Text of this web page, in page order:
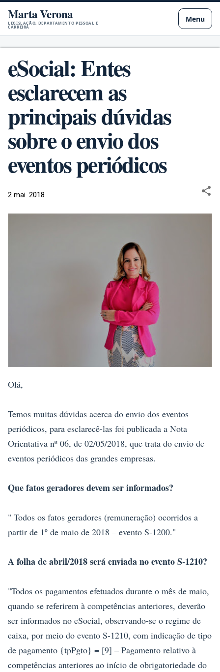
Pular para o conteúdo principal
Marta Verona
LEGISLAÇÃO, DEPARTAMENTO PESSOAL E
CARREIRA
Menu
eSocial: Entes
esclarecem as
principais dúvidas
sobre o envio dos
eventos periódicos
2 mai. 2018
Olá,
Temos muitas dúvidas acerca do envio dos eventos
periódicos, para esclarecê-las foi publicada a Nota
Orientativa nº 06, de 02/05/2018, que trata do envio de
eventos periódicos das grandes empresas.
Que fatos geradores devem ser informados?
" Todos os fatos geradores (remuneração) ocorridos a
partir de 1º de maio de 2018 – evento S-1200."
A folha de abril/2018 será enviada no evento S-1210?
"Todos os pagamentos efetuados durante o mês de maio,
quando se referirem à competências anteriores, deverão
ser informados no eSocial, observando-se o regime de
caixa, por meio do evento S-1210, com indicação de tipo
de pagamento {tpPgto} = [9] – Pagamento relativo à
competências anteriores ao início de obrigatoriedade do